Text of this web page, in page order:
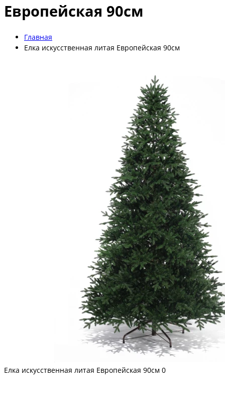
Европейская 90см
Главная
Елка искусственная литая Европейская 90см
Елка искусственная литая Европейская 90см 0